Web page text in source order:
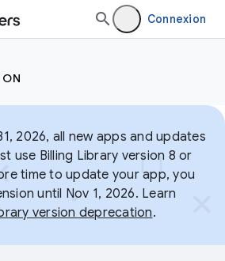
Connexion
2026, all new apps and updates
use Billing Library version 8 or
time to update your app, you
until Nov 1, 2026. Learn
version deprecation.